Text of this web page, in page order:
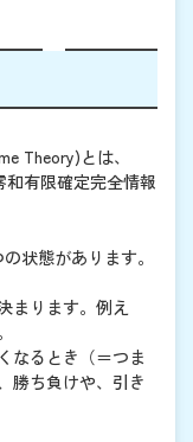
Theory)とは、
有限確定完全情報
状態があります。
まります。例え
なるとき（＝つま
勝ち負けや、引き